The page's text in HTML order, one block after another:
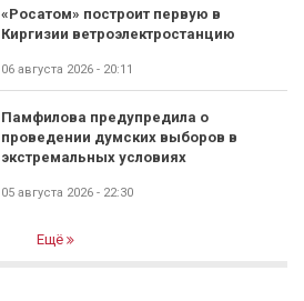
«Росатом» построит первую в
Киргизии ветроэлектростанцию
06 августа 2026 - 20:11
Памфилова предупредила о
проведении думских выборов в
экстремальных условиях
05 августа 2026 - 22:30
Ещё